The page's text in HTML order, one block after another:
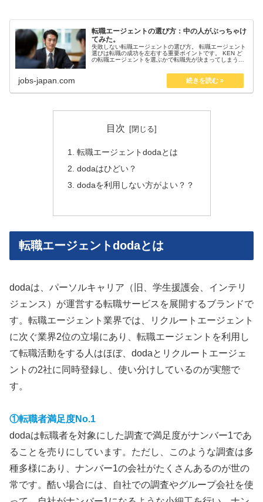
転職エージェントの選び方：中の人がぶっちゃけ
てみた。
失敗しない転職エージェントの選び方。 転職エージェント
選びは転職の成功を左右する重要ポイントです。 KEN ど
の転職エージェントを選ぶかで転職先が決まってしまうと
が注意点を紹介：転職エー...
jobs-japan.com
目次
転職エージェントdodaとは
dodaはひどい？
dodaを利用しない方がよい？？
転職エージェントdodaとは
dodaは、パーソルキャリア（旧、学生援護会、インテリ
ジェンス）が運営する転職サービスを展開するブランドで
す。転職エージェント業界では、リクルートエージェント
に次ぐ業界2位の立場にあり、転職エージェントを利用し
て転職活動をする人はほぼ、dodaとリクルートエージェ
ントの2社に同時登録し、使い分けしているのが実態で
す。
①転職者満足度No.1
dodaは転職者を対象にした調査で満足度がナンバー1であ
ることを売りにしています。ただし、このような調査は多
種多様にあり、ナンバー1の会社がたくさんあるのが世の
常です。酷い場合には、自社での調査やグループ会社を使